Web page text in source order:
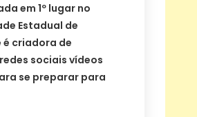
em 1º lugar no
Estadual de
é criadora de
sociais vídeos
se preparar para